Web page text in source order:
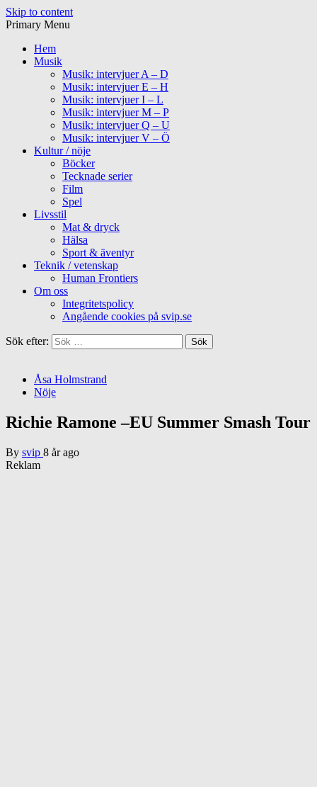
Skip to content
Primary Menu
Hem
Musik
Musik: intervjuer A – D
Musik: intervjuer E – H
Musik: intervjuer I – L
Musik: intervjuer M – P
Musik: intervjuer Q – U
Musik: intervjuer V – Ö
Kultur / nöje
Böcker
Tecknade serier
Film
Spel
Livsstil
Mat & dryck
Hälsa
Sport & äventyr
Teknik / vetenskap
Human Frontiers
Om oss
Integritetspolicy
Angående cookies på svip.se
Sök efter:
Åsa Holmstrand
Nöje
Richie Ramone –EU Summer Smash Tour
By svip 8 år ago
Reklam